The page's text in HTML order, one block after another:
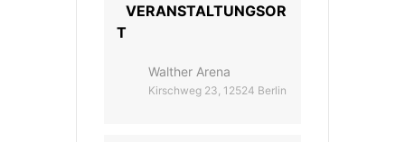
VERANSTALTUNGSOR
T
Walther Arena
Kirschweg 23, 12524 Berlin